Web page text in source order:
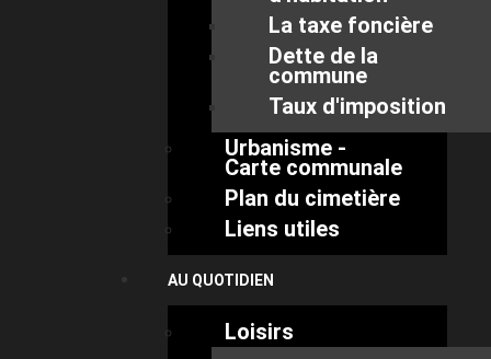
La taxe foncière
Dette de la
commune
Taux d'imposition
Urbanisme -
Carte communale
Plan du cimetière
Liens utiles
AU QUOTIDIEN
Loisirs